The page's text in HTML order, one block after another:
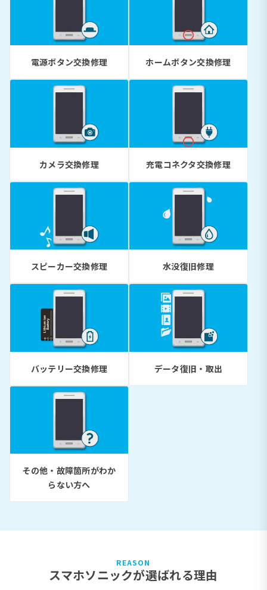
電源ボタン交換修理 ホームボタン交換修理
カメラ交換修理 充電コネクタ交換修理
スピーカー交換修理 水没復旧修理
バッテリー交換修理 データ復旧・取出
その他・故障箇所がわか
らない方へ
REASON
スマホソニックが選ばれる理由